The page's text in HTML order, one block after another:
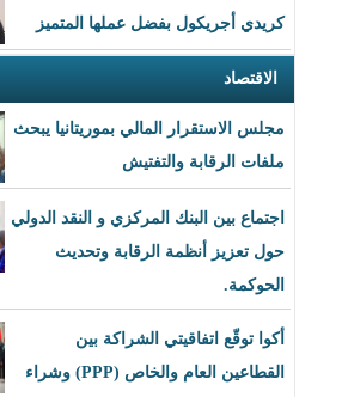
كريدي أجريكول بفضل عملها المتميز
الاقتصاد
مجلس الاستقرار المالي بموريتانيا يبحث
ملفات الرقابة والتفتيش
اجتماع بين البنك المركزي و النقد الدولي
حول تعزيز أنظمة الرقابة وتحديث
الحوكمة.
أكوا توقّع اتفاقيتي الشراكة بين
القطاعين العام والخاص (PPP) وشراء